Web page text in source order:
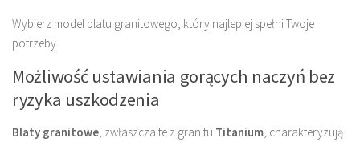
Wybierz model blatu granitowego, który najlepiej spełni Twoje
potrzeby.
Możliwość ustawiania gorących naczyń bez
ryzyka uszkodzenia
Blaty granitowe, zwłaszcza te z granitu Titanium, charakteryzują